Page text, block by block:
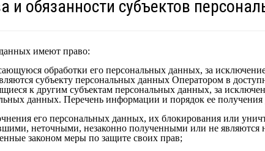
и обязанности субъектов
имеют право:
обработки его персональных данных, за
субъекту персональных данных Оператором в
к другим субъектам персональных данных, за
данных. Перечень информации и порядок ее
его персональных данных, их блокирования или
неточными, незаконно полученными или не являются
законом меры по защите своих прав;